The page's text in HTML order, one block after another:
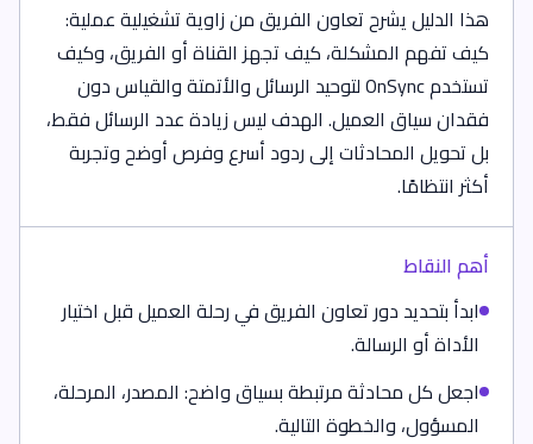
هذا الدليل يشرح تعاون الفريق من زاوية تشغيلية عملية:
كيف تفهم المشكلة، كيف تجهز القناة أو الفريق، وكيف
تستخدم OnSync لتوحيد الرسائل والأتمتة والقياس دون
فقدان سياق العميل. الهدف ليس زيادة عدد الرسائل فقط،
بل تحويل المحادثات إلى ردود أسرع وفرص أوضح وتجربة
أكثر انتظامًا.
أهم النقاط
ابدأ بتحديد دور تعاون الفريق في رحلة العميل قبل اختيار
الأداة أو الرسالة.
اجعل كل محادثة مرتبطة بسياق واضح: المصدر، المرحلة،
المسؤول، والخطوة التالية.